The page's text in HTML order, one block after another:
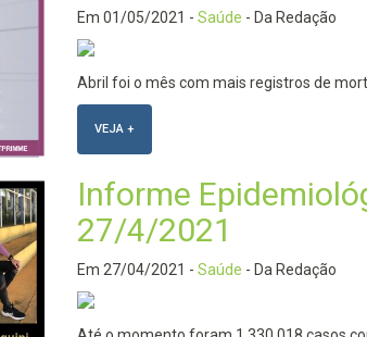
Em 01/05/2021 - Saúde - Da Redação
Abril foi o mês com mais registros de
VEJA +
Informe
27/4/2021
Em 27/04/2021 - Saúde - Da Redação